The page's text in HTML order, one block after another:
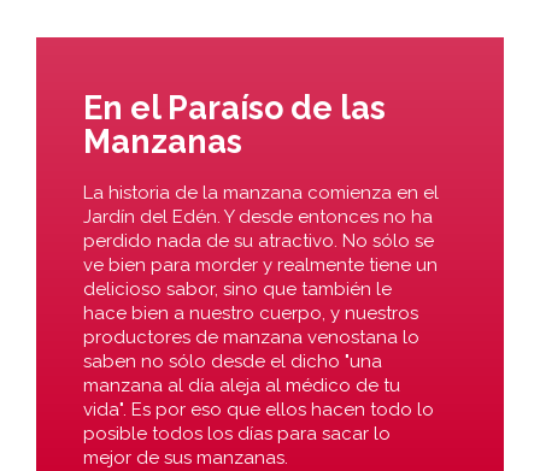
En el Paraíso de las
Manzanas
La historia de la manzana comienza en el
Jardín del Edén. Y desde entonces no ha
perdido nada de su atractivo. No sólo se
ve bien para morder y realmente tiene un
delicioso sabor, sino que también le
hace bien a nuestro cuerpo, y nuestros
productores de manzana venostana lo
saben no sólo desde el dicho "una
manzana al día aleja al médico de tu
vida". Es por eso que ellos hacen todo lo
posible todos los días para sacar lo
mejor de sus manzanas.